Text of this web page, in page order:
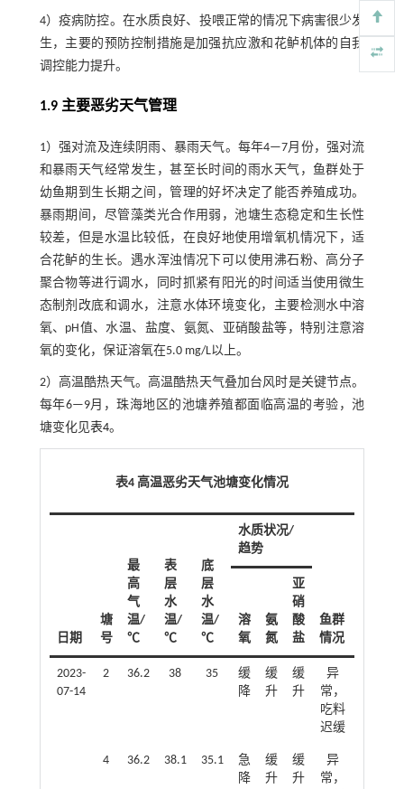
4）疫病防控。在水质良好、投喂正常的情况下病害很少发
生，主要的预防控制措施是加强抗应激和花鲈机体的自我
调控能力提升。
1.9 主要恶劣天气管理
1）强对流及连续阴雨、暴雨天气。每年4—7月份，强对流
和暴雨天气经常发生，甚至长时间的雨水天气，鱼群处于
幼鱼期到生长期之间，管理的好坏决定了能否养殖成功。
暴雨期间，尽管藻类光合作用弱，池塘生态稳定和生长性
较差，但是水温比较低，在良好地使用增氧机情况下，适
合花鲈的生长。遇水浑浊情况下可以使用沸石粉、高分子
聚合物等进行调水，同时抓紧有阳光的时间适当使用微生
态制剂改底和调水，注意水体环境变化，主要检测水中溶
氧、pH值、水温、盐度、氨氮、亚硝酸盐等，特别注意溶
氧的变化，保证溶氧在5.0 mg/L以上。
2）高温酷热天气。高温酷热天气叠加台风时是关键节点。
每年6—9月，珠海地区的池塘养殖都面临高温的考验，池
塘变化见表4。
表4 高温恶劣天气池塘变化情况
日期
塘
号
最
高
气
温/
℃
表
层
水
温/
℃
底
层
水
温/
℃
水质状况/
趋势
鱼群
情况
溶
氧
氨
氮
亚
硝
酸
盐
2023-
07-14
2 36.2 38 35
缓
降
缓
升
缓
升
异
常，
吃料
迟缓
4 36.2 38.1 35.1
急
降
缓
升
缓
升
异
常，